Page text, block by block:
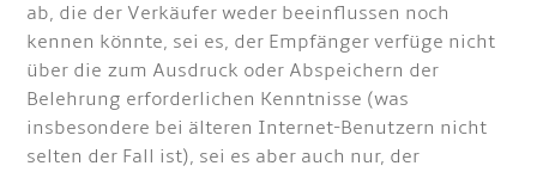
ab, die der Verkäufer weder beeinflussen noch
kennen könnte, sei es, der Empfänger verfüge nicht
über die zum Ausdruck oder Abspeichern der
Belehrung erforderlichen Kenntnisse (was
insbesondere bei älteren Internet-Benutzern nicht
selten der Fall ist), sei es aber auch nur, der